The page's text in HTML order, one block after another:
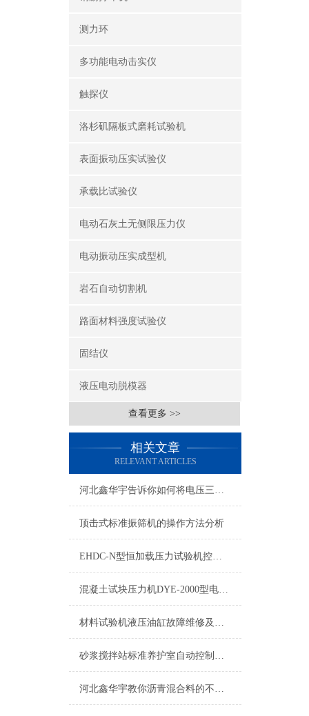
测力环
多功能电动击实仪
触探仪
洛杉矶隔板式磨耗试验机
表面振动压实试验仪
承载比试验仪
电动石灰土无侧限压力仪
电动振动压实成型机
岩石自动切割机
路面材料强度试验仪
固结仪
液压电动脱模器
查看更多 >>
相关文章
RELEVANT ARTICLES
河北鑫华宇告诉你如何将电压三相电压力试验机改为二相电
顶击式标准振筛机的操作方法分析
EHDC-N型恒加载压力试验机控制系统原产地
混凝土试块压力机DYE-2000型电液式压力试验机产品报价
材料试验机液压油缸故障维修及排除方法
砂浆搅拌站标准养护室自动控制仪安装及操作方法
河北鑫华宇教你沥青混合料的不同材料组成下的性能是什么